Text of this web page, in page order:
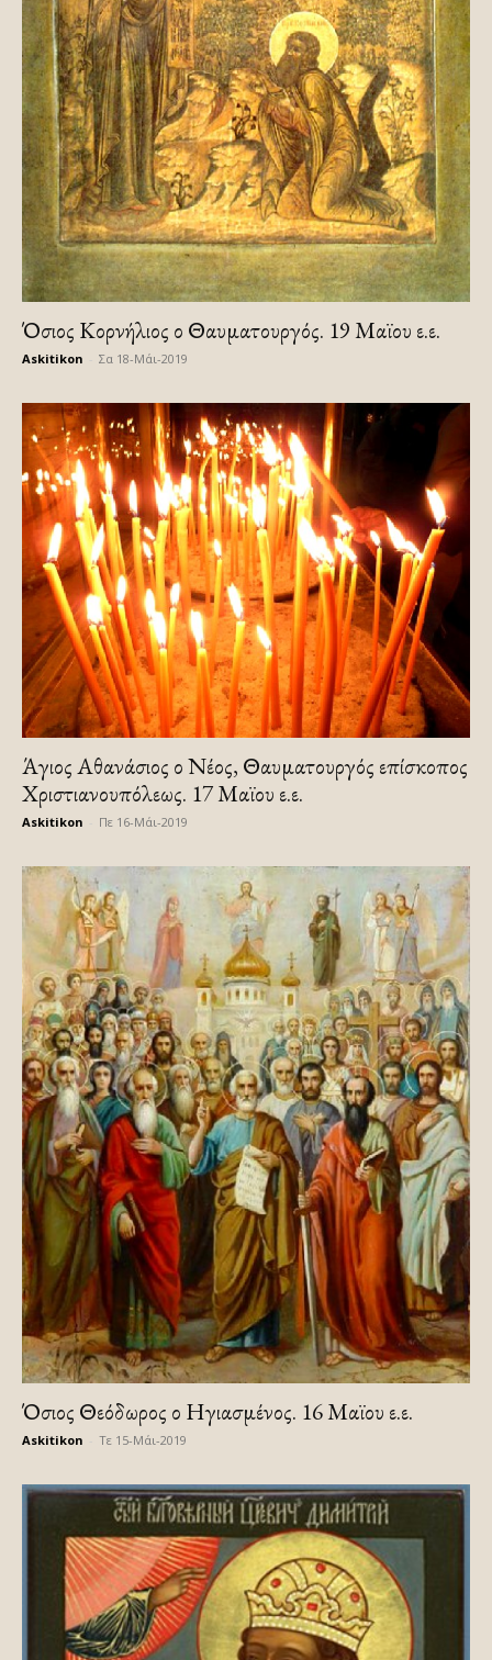
Όσιος Κορνήλιος ο Θαυματουργός. 19 Μαϊου ε.ε.
Askitikon Σα 18-Μάι-2019
Άγιος Αθανάσιος ο Νέος, Θαυματουργός επίσκοπος
Χριστιανουπόλεως. 17 Μαϊου ε.ε.
Askitikon Πε 16-Μάι-2019
Όσιος Θεόδωρος ο Ηγιασμένος. 16 Μαϊου ε.ε.
Askitikon Τε 15-Μάι-2019